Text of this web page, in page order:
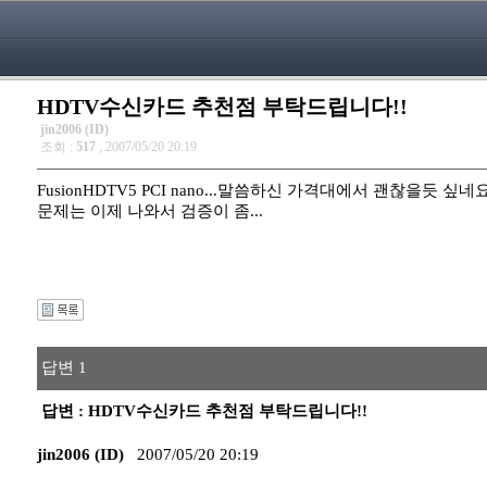
HDTV수신카드 추천점 부탁드립니다!!
jin2006 (ID)
조회 : 517 , 2007/05/20 20:19
FusionHDTV5 PCI nano...말씀하신 가격대에서 괜찮을듯 싶네
문제는 이제 나와서 검증이 좀...
답변 1
답변 : HDTV수신카드 추천점 부탁드립니다!!
jin2006 (ID) 2007/05/20 20:19